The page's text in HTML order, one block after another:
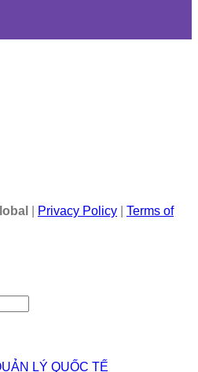
Privacy Policy
Terms of
LÝ QUỐC TẾ